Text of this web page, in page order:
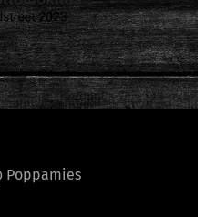
Poppamies